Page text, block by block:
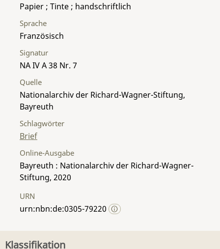
Papier ; Tinte ; handschriftlich
Sprache
Französisch
Signatur
NA IV A 38 Nr. 7
Quelle
Nationalarchiv der Richard-Wagner-Stiftung,
Bayreuth
Schlagwörter
Brief
Online-Ausgabe
Bayreuth : Nationalarchiv der Richard-Wagner-
Stiftung, 2020
URN
urn:nbn:de:0305-79220
Klassifikation